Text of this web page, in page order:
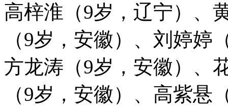
高梓淮（9岁，辽宁）、
（9岁，安徽）、刘婷婷
方龙涛（9岁，安徽）、
（9岁，安徽）、高紫悬